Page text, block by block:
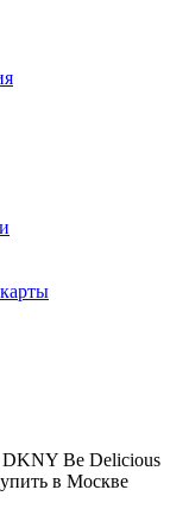
Be Delicious
в Москве